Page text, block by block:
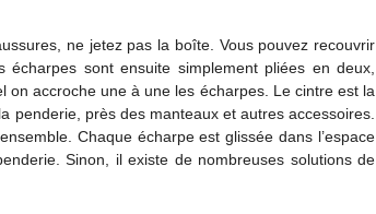
ne jetez pas la boîte. Vous pouvez recouvrir
sont ensuite simplement pliées en deux,
on accroche une à une les écharpes. Le cintre est la
penderie, près des manteaux et autres accessoires.
Chaque écharpe est glissée dans l’espace
Sinon, il existe de nombreuses solutions de